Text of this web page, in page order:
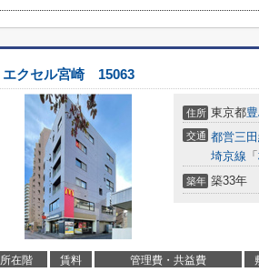
エクセル宮崎 15063
住所 東京都
交通 都営三
埼京線 「
築年 築33年
所在階 賃料 管理費・共益費